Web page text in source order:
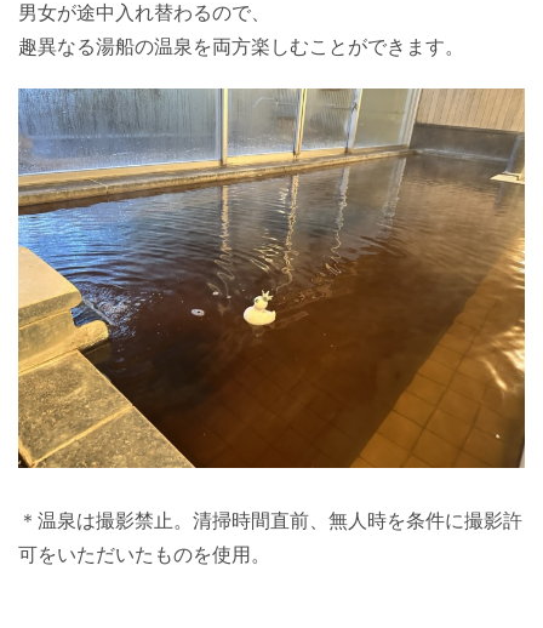
男女が途中入れ替わるので、
趣異なる湯船の温泉を両方楽しむことができます。
＊温泉は撮影禁止。清掃時間直前、無人時を条件に撮影許
可をいただいたものを使用。